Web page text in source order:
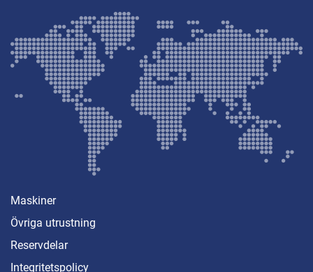
Maskiner
Övriga utrustning
Reservdelar
Integritetspolicy